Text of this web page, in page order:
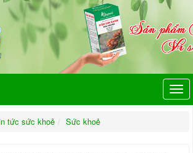
tức sức khoẻ Sức khoẻ